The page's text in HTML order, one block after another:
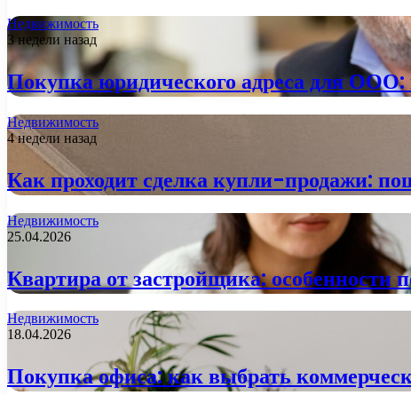
Недвижимость
3 недели назад
Покупка юридического адреса для ООО:
Недвижимость
4 недели назад
Как проходит сделка купли-продажи:
Недвижимость
25.04.2026
Квартира от застройщика:
Недвижимость
18.04.2026
Покупка офиса: как выбрать